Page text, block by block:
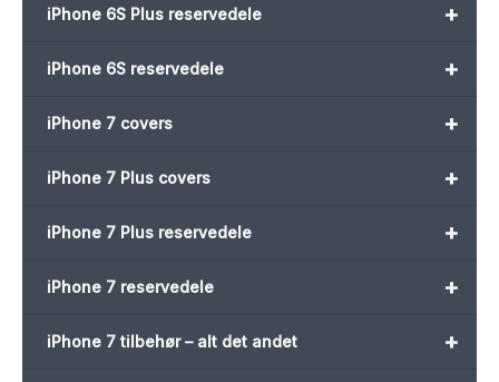
+
iPhone 6S Plus reservedele
+
iPhone 6S reservedele
+
iPhone 7 covers
+
iPhone 7 Plus covers
+
iPhone 7 Plus reservedele
+
iPhone 7 reservedele
+
iPhone 7 tilbehør – alt det andet